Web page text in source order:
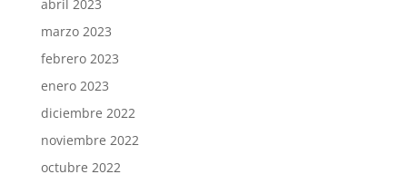
abril 2023
marzo 2023
febrero 2023
enero 2023
diciembre 2022
noviembre 2022
octubre 2022